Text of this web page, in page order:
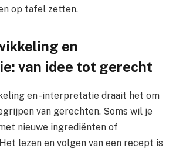
op tafel zetten.
en
van idee tot gerecht
en -interpretatie draait het om
van gerechten. Soms wil je
nieuwe ingrediënten of
lezen en volgen van een recept is